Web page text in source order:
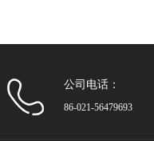
公司电话：
86-021-56479693